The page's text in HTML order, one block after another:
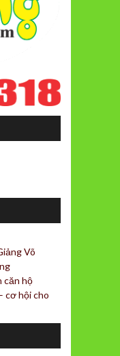
Võ
căn hộ
cơ hội cho